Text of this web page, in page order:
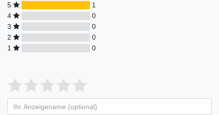
5
1
4
0
3
0
2
0
1
0
Bewertungssterne
von
4
von
3
von
2
von
1
von